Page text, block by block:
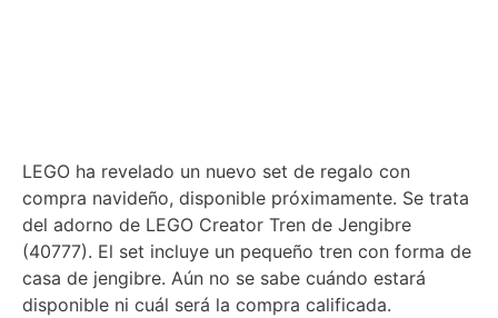
LEGO ha revelado un nuevo set de regalo con
compra navideño, disponible próximamente. Se trata
del adorno de LEGO Creator Tren de Jengibre
(40777). El set incluye un pequeño tren con forma de
casa de jengibre. Aún no se sabe cuándo estará
disponible ni cuál será la compra calificada.